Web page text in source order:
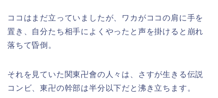
ココはまだ立っていましたが、ワカがココの肩に手を
置き、自分たち相手によくやったと声を掛けると崩れ
落ちて昏倒。
それを見ていた関東卍會の人々は、さすが生きる伝説
コンビ、東卍の幹部は半分以下だと沸き立ちます。